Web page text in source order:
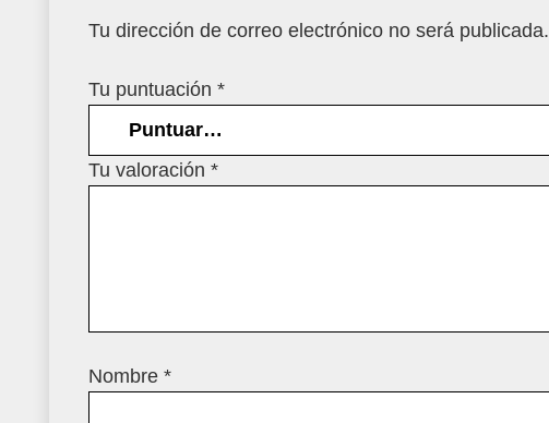
Tu dirección de correo electrónico no será publicada.
Tu puntuación *
Tu valoración *
Nombre *